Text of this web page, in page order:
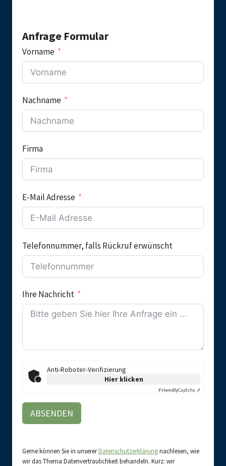
Anfrage Formular
Vorname
Nachname
Firma
E-Mail Adresse
Telefonnummer, falls Rückruf erwünscht
Ihre Nachricht
Anti-Roboter-Verifizierung
Hier klicken
FriendlyCaptcha ⇗
ABSENDEN
Gerne können Sie in unsererDatenschutzerklärungnachlesen, wie
wir das Thema Datenvertraulichkeit behandeln. Kurz: wir